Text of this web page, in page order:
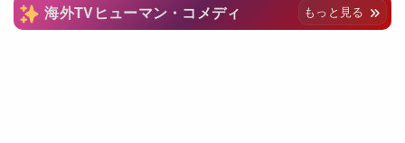
海外TVヒューマン・コメディ もっと見る